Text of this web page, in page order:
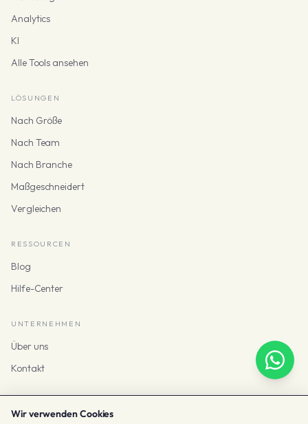
Analytics
KI
Alle Tools ansehen
LÖSUNGEN
Nach Größe
Nach Team
Nach Branche
Maßgeschneidert
Vergleichen
RESSOURCEN
Blog
Hilfe-Center
UNTERNEHMEN
Über uns
Kontakt
Wir verwenden Cookies